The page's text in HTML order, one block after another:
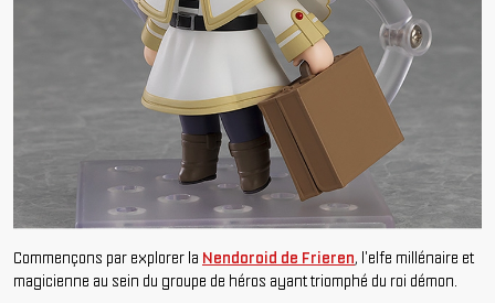
Commençons par explorer la Nendoroid de Frieren, l'elfe millénaire et
magicienne au sein du groupe de héros ayant triomphé du roi démon.